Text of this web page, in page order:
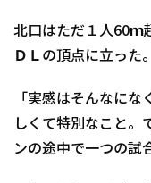
北口はただ１人60ｍ
ＤＬの頂点に立った。
「実感はそんなに
しくて特別なこと。
ンの途中で一つの試